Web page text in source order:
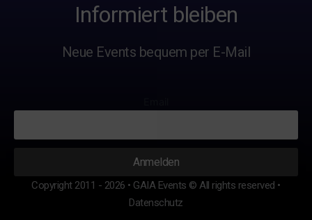
Informiert bleiben
Neue Events bequem per E-Mail
Copyright 2011 - 2026 • GAIA Events © All rights reserved •
Datenschutz